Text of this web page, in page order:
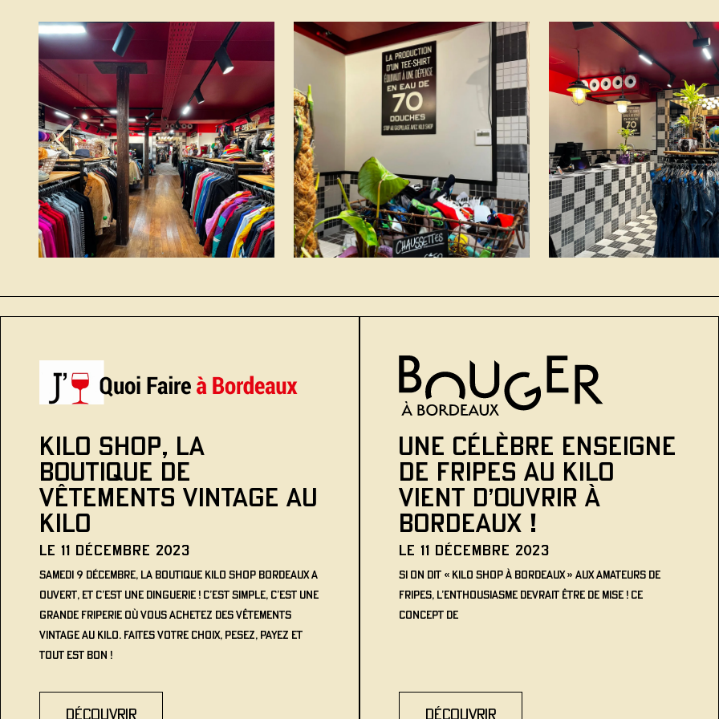
Previous
KILO SHOP, LA
BOUTIQUE DE
VÊTEMENTS VINTAGE AU
KILO
Le 11 décembre 2023
Samedi 9 décembre, la boutique Kilo Shop Bordeaux a
ouvert, et c’est une dinguerie ! C’est simple, c’est une
grande friperie où vous achetez des vêtements
vintage au kilo. Faites votre choix, pesez, payez et
tout est bon !
découvrir
Une célèbre enseigne
de fripes au kilo
vient d’ouvrir à
Bordeaux !
Le 11 décembre 2023
Si on dit « Kilo Shop à Bordeaux » aux amateurs de
fripes, l’enthousiasme devrait être de mise ! Ce
concept de
découvrir